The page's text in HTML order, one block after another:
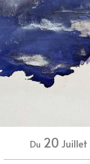
Du 20 Juillet